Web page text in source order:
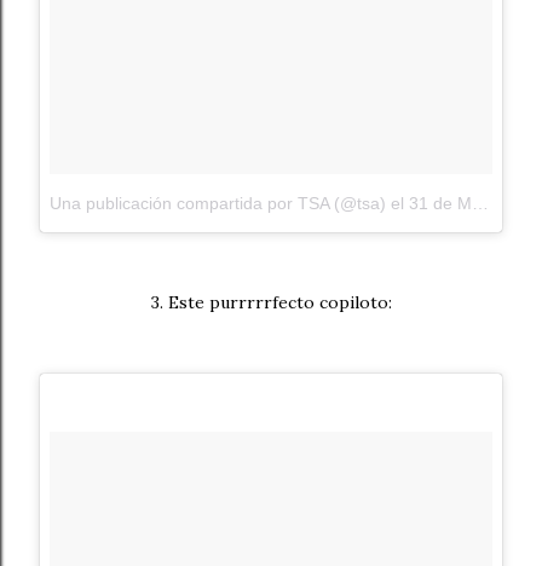
Una publicación compartida por TSA (@tsa) el 31 de May de 2018 a las 6:36 PDT
3. Este purrrrrfecto copiloto: